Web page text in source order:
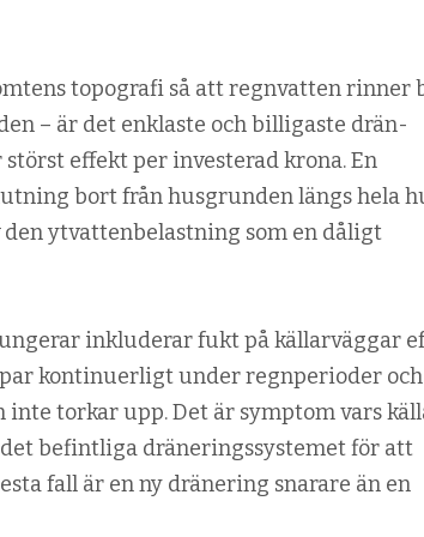
topografi så att regnvatten rinner
– är det enklaste och billigaste drän­
effekt per investerad krona. En
bort från husgrunden längs hela
ytvattenbelastning som en dåligt
inkluderar fukt på källarväggar
kontinuerligt under regnperioder och
torkar upp. Det är symptom vars
befintliga dräneringssystemet för att
fall är en ny dränering snarare än en